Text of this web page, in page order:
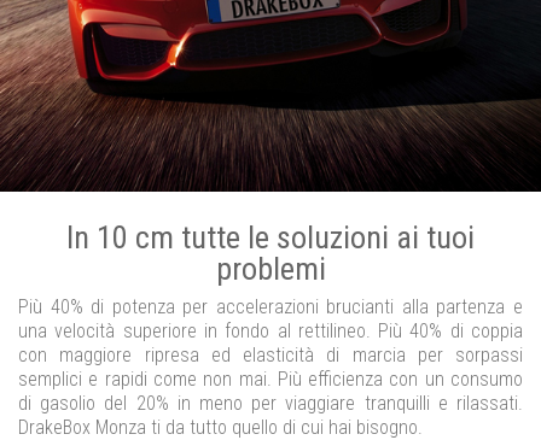
In 10 cm tutte le soluzioni ai tuoi
problemi
Più 40% di potenza per accelerazioni brucianti alla partenza e
una velocità superiore in fondo al rettilineo. Più 40% di coppia
con maggiore ripresa ed elasticità di marcia per sorpassi
semplici e rapidi come non mai. Più efficienza con un consumo
di gasolio del 20% in meno per viaggiare tranquilli e rilassati.
DrakeBox Monza ti da tutto quello di cui hai bisogno.